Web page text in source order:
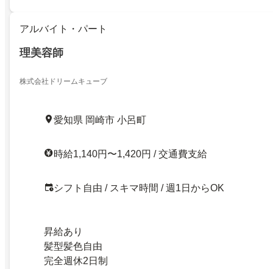
アルバイト・パート
理美容師
株式会社ドリームキューブ
愛知県 岡崎市 小呂町
時給1,140円〜1,420円 / 交通費支給
シフト自由 / スキマ時間 / 週1日からOK
昇給あり
髪型髪色自由
完全週休2日制